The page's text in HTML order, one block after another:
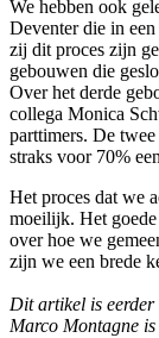
We hebben ook
Deventer die in
zij dit proces zijn
gebouwen die
Over het derde
collega Monica
parttimers. De
straks voor 70%
Het proces dat we
moeilijk. Het goede
over hoe we
zijn we een brede
Dit artikel is eerder
Marco Montagne